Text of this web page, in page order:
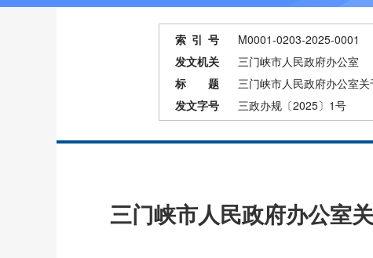
索 引 号 M0001-0203-2025-0001
发文机关
三门峡市人民政府办公室
标 题
三门峡市人民政府办公室
发文字号
三政办规〔2025〕1号
三门峡市人民政府办公室